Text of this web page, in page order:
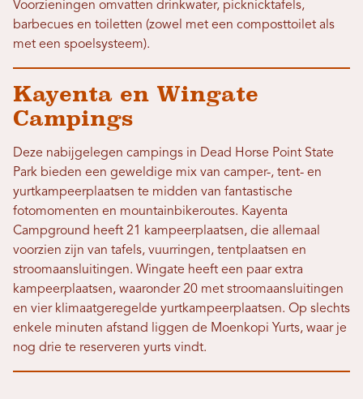
Voorzieningen omvatten drinkwater, picknicktafels,
barbecues en toiletten (zowel met een composttoilet als
met een spoelsysteem).
Kayenta en Wingate
Campings
Deze nabijgelegen campings in Dead Horse Point State
Park bieden een geweldige mix van camper-, tent- en
yurtkampeerplaatsen te midden van fantastische
fotomomenten en mountainbikeroutes. Kayenta
Campground heeft 21 kampeerplaatsen, die allemaal
voorzien zijn van tafels, vuurringen, tentplaatsen en
stroomaansluitingen. Wingate heeft een paar extra
kampeerplaatsen, waaronder 20 met stroomaansluitingen
en vier klimaatgeregelde yurtkampeerplaatsen. Op slechts
enkele minuten afstand liggen de Moenkopi Yurts, waar je
nog drie te reserveren yurts vindt.